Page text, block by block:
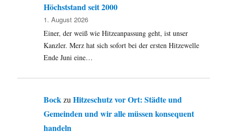
sich
übergangen.
Höchststand seit 2000
1. August 2026
Einer, der weiß wie Hitzeanpassung geht, ist unser
Kanzler. Merz hat sich sofort bei der ersten Hitzewelle
Ende Juni eine…
Bock zuHitzeschutz vor Ort: Städte und
Gemeinden und wir alle müssen konsequent
handeln